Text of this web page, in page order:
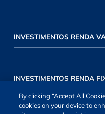
INVESTIMENTOS RENDA
INVESTIMENTOS RENDA
By clicking “Accept All
cookies on your device to